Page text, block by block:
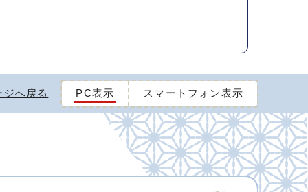
ジへ戻る PC表示 スマートフォン表示